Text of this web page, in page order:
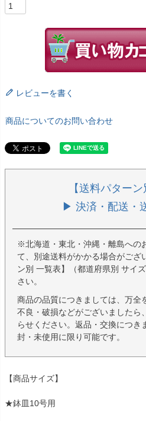
レビューを書く
商品についてのお問い合わせ
【送料パターン
▶ 決済・配送・
※北海道・東北・沖縄・離島への
て、別途送料がかかる場合がござ
ン別 一覧表】（都道府県別 サイ
さい。
商品の品質につきましては、万全
不良・破損などがございましたら
らせください。返品・交換につき
封・未使用に限り可能です。
【商品サイズ】
★鉢皿10号用